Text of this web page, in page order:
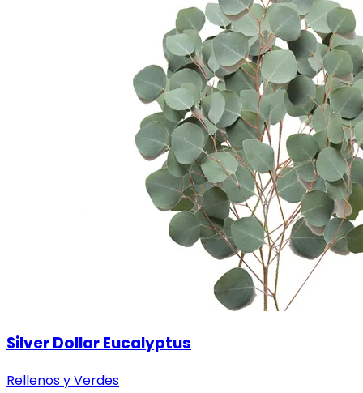
Silver Dollar Eucalyptus
Rellenos y Verdes